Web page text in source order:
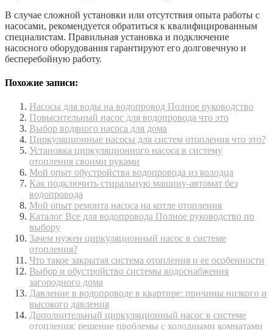
В случае сложной установки или отсутствия опыта работы с
насосами, рекомендуется обратиться к квалифицированным
специалистам. Правильная установка и подключение
насосного оборудования гарантируют его долговечную и
бесперебойную работу.
Похожие записи:
Насосы для воды на водопровод Полное руководство
Повысительный насос для водопровода что это
Выбор водяного насоса для дома
Циркуляционные насосы для систем отопления что это?
Установка циркуляционного насоса в систему
отопления своими руками
Мой опыт обустройства водопровода из колодца
Как подключить стиральную машину-автомат без
водопровода
Мой опыт ремонта насоса на котле отопления
Каталог Все для водопровода Полное руководство по
выбору
Зачем нужен циркуляционный насос в системе
отопления?
Что такое закрытая система отопления и ее особенности
Выбор и обустройство системы водоснабжения
загородного дома
Давление в водопроводе в квартире: причины низкого и
высокого давления
Дополнительный циркуляционный насос в системе
отопления: решение проблемы с холодными комнатами